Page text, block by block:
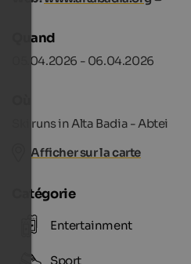
Quand
05.04.2026 - 06.04.2026
Ski runs in Alta Badia - Abtei
Afficher sur la carte
Catégorie
Entertainment
Sport